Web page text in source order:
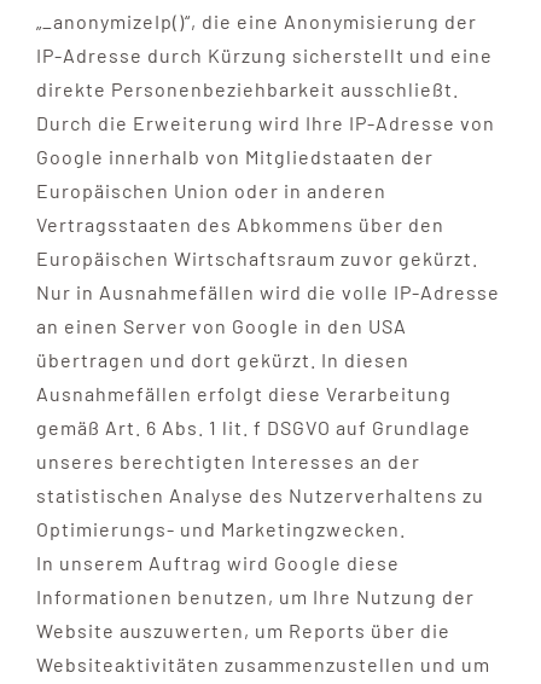
„_anonymizeIp()“, die eine Anonymisierung der
IP-Adresse durch Kürzung sicherstellt und eine
direkte Personenbeziehbarkeit ausschließt.
Durch die Erweiterung wird Ihre IP-Adresse von
Google innerhalb von Mitgliedstaaten der
Europäischen Union oder in anderen
Vertragsstaaten des Abkommens über den
Europäischen Wirtschaftsraum zuvor gekürzt.
Nur in Ausnahmefällen wird die volle IP-Adresse
an einen Server von Google in den USA
übertragen und dort gekürzt. In diesen
Ausnahmefällen erfolgt diese Verarbeitung
gemäß Art. 6 Abs. 1 lit. f DSGVO auf Grundlage
unseres berechtigten Interesses an der
statistischen Analyse des Nutzerverhaltens zu
Optimierungs- und Marketingzwecken.
In unserem Auftrag wird Google diese
Informationen benutzen, um Ihre Nutzung der
Website auszuwerten, um Reports über die
Websiteaktivitäten zusammenzustellen und um